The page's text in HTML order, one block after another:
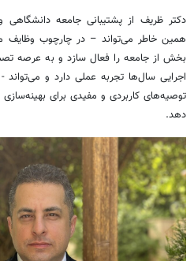
دکتر ظریف از پشتیبانی جامعه
همین خاطر می‌تواند – در چارچوب وظایف
بخش از جامعه را فعال سازد و به عرصه
اجرایی سال‌ها تجربه عملی دارد و
توصیه‌های کاربردی و مفیدی برای
دهد.